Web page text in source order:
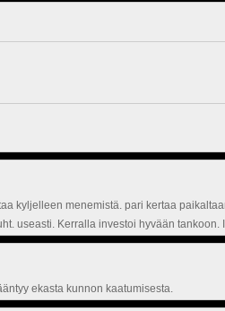
kyljelleen menemistä. pari kertaa
useasti. Kerralla investoi hyvään
ekasta kunnon kaatumisesta.